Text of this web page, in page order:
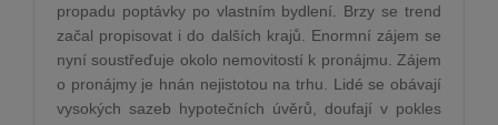
propadu poptávky po vlastním bydlení. Brzy se trend
začal propisovat i do dalších krajů. Enormní zájem se
nyní soustřeďuje okolo nemovitostí k pronájmu. Zájem
o pronájmy je hnán nejistotou na trhu. Lidé se obávají
vysokých sazeb hypotečních úvěrů, doufají v pokles